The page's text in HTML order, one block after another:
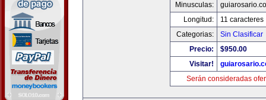
Minusculas:
Longitud:
11 caracteres
Categorias:
Sin Clasificar
Precio:
$950.00
Visitar!
Serán consideradas